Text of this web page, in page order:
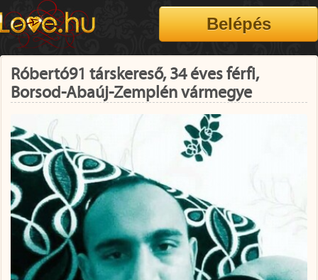
Róbertó91 társkereső, 34 éves férfi,
Borsod-Abaúj-Zemplén vármegye